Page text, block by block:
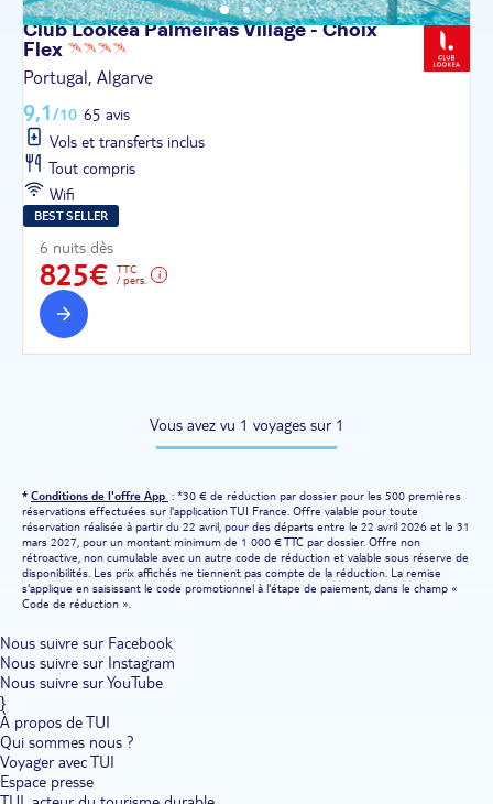
Club Lookéa Palmeiras Village - Choix
Flex
Portugal, Algarve
9,1/10 65 avis
Vols et transferts inclus
Tout compris
Wifi
BEST SELLER
6 nuits dès
825€
TTC
/ pers.
Vous avez vu 1 voyages sur 1
* Conditions de l'offre App : *30 € de réduction par dossier pour les 500 premières
réservations effectuées sur l'application TUI France. Offre valable pour toute
réservation réalisée à partir du 22 avril, pour des départs entre le 22 avril 2026 et le 31
mars 2027, pour un montant minimum de 1 000 € TTC par dossier. Offre non
rétroactive, non cumulable avec un autre code de réduction et valable sous réserve de
disponibilités. Les prix affichés ne tiennent pas compte de la réduction. La remise
s'applique en saisissant le code promotionnel à l'étape de paiement, dans le champ «
Code de réduction ».
Nous suivre sur Facebook
Nous suivre sur Instagram
Nous suivre sur YouTube
}
À propos de TUI
Qui sommes nous ?
Voyager avec TUI
Espace presse